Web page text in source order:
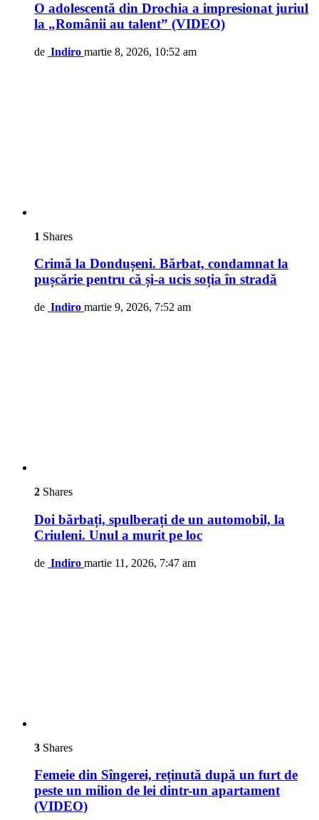
O adolescentă din Drochia a impresionat juriul
la „Românii au talent” (VIDEO)
de Indiro martie 8, 2026, 10:52 am
1 Shares
Crimă la Dondușeni. Bărbat, condamnat la
pușcărie pentru că și-a ucis soția în stradă
de Indiro martie 9, 2026, 7:52 am
2 Shares
Doi bărbați, spulberați de un automobil, la
Criuleni. Unul a murit pe loc
de Indiro martie 11, 2026, 7:47 am
3 Shares
Femeie din Sîngerei, reținută după un furt de
peste un milion de lei dintr-un apartament
(VIDEO)